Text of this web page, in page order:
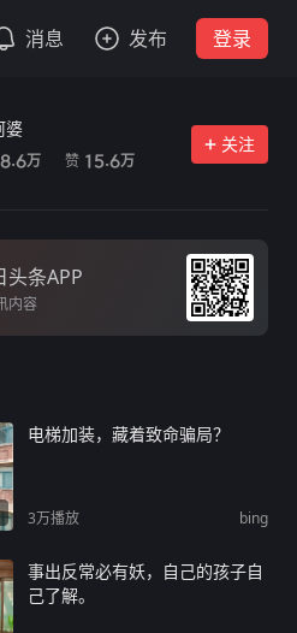
消息 发布 登录
婆
万 赞 15.6万
关注
头条APP
内容
电梯加装，藏着致命骗局？
3万播放 bing
事出反常必有妖，自己的孩子自
己了解。